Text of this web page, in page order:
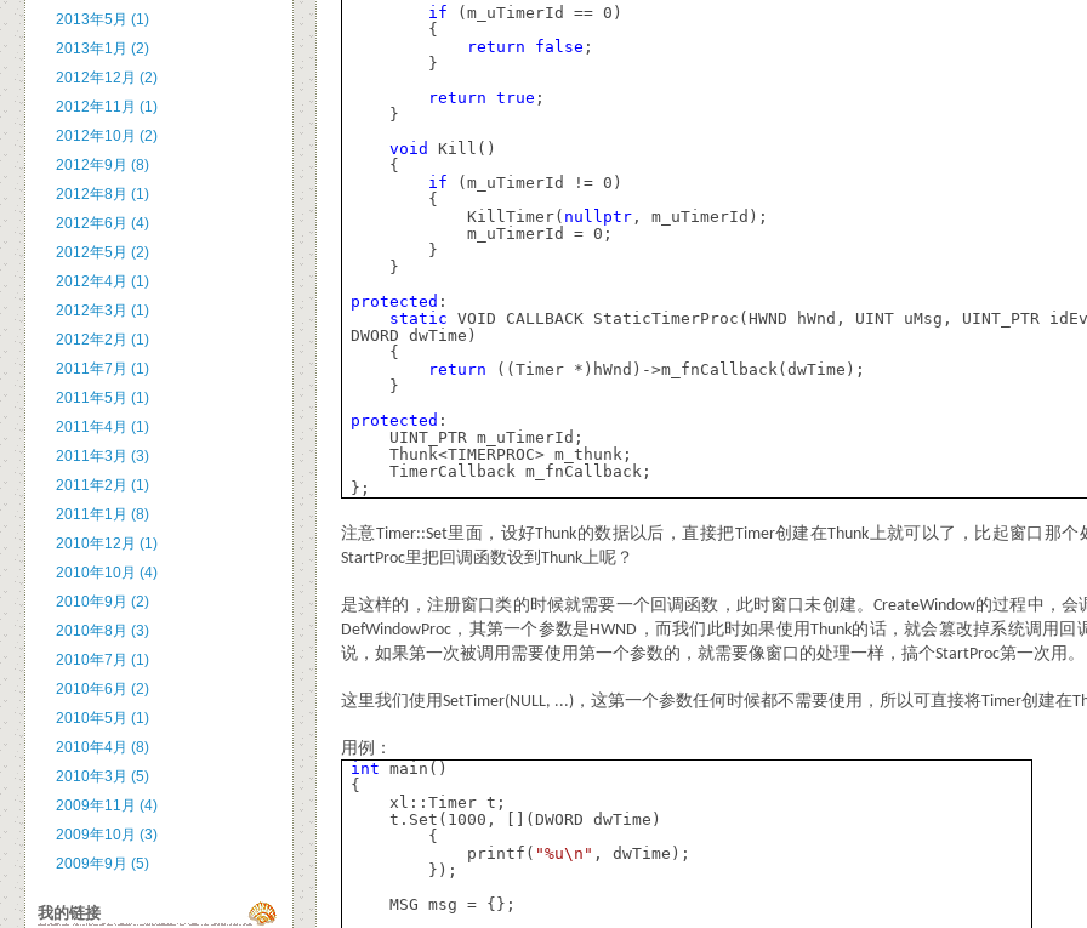
if (m_uTimerId == 0)
{
return
false ;
}
return
true ;
}
void
Kill()
{
if (m_uTimerId != 0)
{
KillTimer( nullptr , m_uTimerId);
m_uTimerId = 0;
}
}
protected :
static VOID CALLBACK StaticTimerProc(HWND hWnd, UINT uMsg, UINT_PTR
DWORD dwTime)
{
return ((Timer *)hWnd)->m_fnCallback(dwTime);
}
protected :
UINT_PTR m_uTimerId;
Thunk<TIMERPROC> m_thunk;
TimerCallback m_fnCallback;
};
注意Timer::Set里面，设好Thunk的数据以后，直接把Timer创建在Thunk上就可以了，比起窗口那个
StartProc里把回调函数设到 Thunk上呢？
是这样的，注册窗口类的时候就需要一个回调函数，此时窗口未创建。 CreateWindow的过程中，会
DefWindowProc ，其第一个参数是HWND ，而我们此时如果使用Thunk的话，就会篡改掉系统调用回
说，如果第一次被调用需要使用第一个参数的，就需要像窗口的处理一样，搞个StartProc第一次用。
这里我们使用SetTimer(NULL, ...) ，这第一个参数任何时候都不需要使用，所以可直接将Timer创建在
用例：
int main()
{
xl::Timer t;
t.Set(1000, [](DWORD dwTime)
{
printf( "%u\n" , dwTime);
});
MSG msg = {};
2013年5月 (1)
2013年1月 (2)
2012年12月 (2)
2012年11月 (1)
2012年10月 (2)
2012年9月 (8)
2012年8月 (1)
2012年6月 (4)
2012年5月 (2)
2012年4月 (1)
2012年3月 (1)
2012年2月 (1)
2011年7月 (1)
2011年5月 (1)
2011年4月 (1)
2011年3月 (3)
2011年2月 (1)
2011年1月 (8)
2010年12月 (1)
2010年10月 (4)
2010年9月 (2)
2010年8月 (3)
2010年7月 (1)
2010年6月 (2)
2010年5月 (1)
2010年4月 (8)
2010年3月 (5)
2009年11月 (4)
2009年10月 (3)
2009年9月 (5)
我的链接